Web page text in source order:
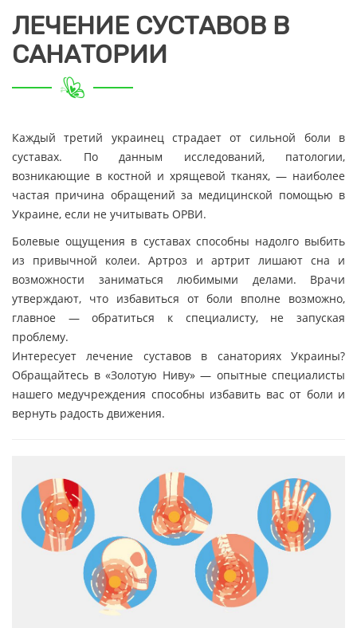
ЛЕЧЕНИЕ СУСТАВОВ В
САНАТОРИИ
Каждый третий украинец страдает от сильной боли в
суставах. По данным исследований, патологии,
возникающие в костной и хрящевой тканях, — наиболее
частая причина обращений за медицинской помощью в
Украине, если не учитывать ОРВИ.
Болевые ощущения в суставах способны надолго выбить
из привычной колеи. Артроз и артрит лишают сна и
возможности заниматься любимыми делами. Врачи
утверждают, что избавиться от боли вполне возможно,
главное — обратиться к специалисту, не запуская
проблему.
Интересует лечение суставов в санаториях Украины?
Обращайтесь в «Золотую Ниву» — опытные специалисты
нашего медучреждения способны избавить вас от боли и
вернуть радость движения.